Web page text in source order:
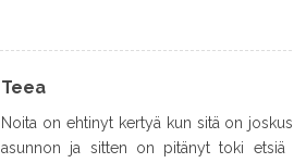
Teea
Noita on ehtinyt kertyä kun sitä on
asunnon ja sitten on pitänyt toki etsiä